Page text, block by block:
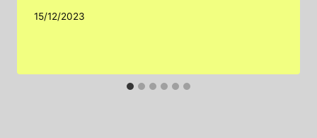
15/12/2023